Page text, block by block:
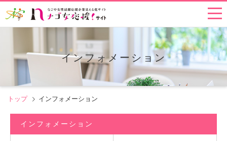
インフォメーション
トップ インフォメーション
インフォメーション